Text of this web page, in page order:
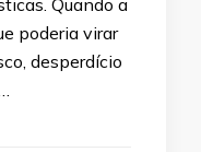
poderia virar
desperdício